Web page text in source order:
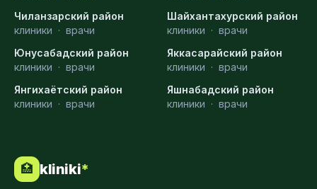
Чиланзарский район
клиники · врачи
Шайхантахурский район
клиники · врачи
Юнусабадский район
клиники · врачи
Яккасарайский район
клиники · врачи
Янгихаётский район
клиники · врачи
Яшнабадский район
клиники · врачи
🏥 kliniki*